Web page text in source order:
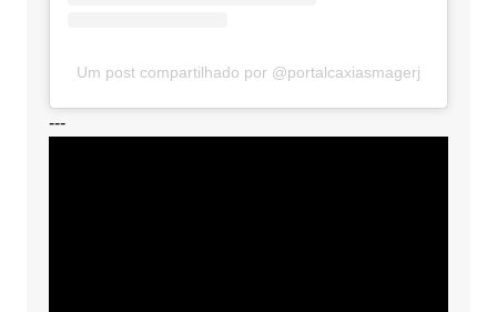
Um post compartilhado por @portalcaxiasmagerj
---